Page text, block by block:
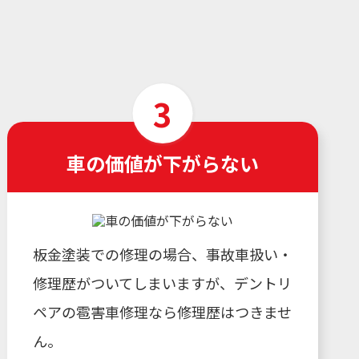
車の価値が下がらない
板金塗装での修理の場合、事故車扱い・
修理歴がついてしまいますが、デントリ
ペアの雹害車修理なら修理歴はつきませ
ん。